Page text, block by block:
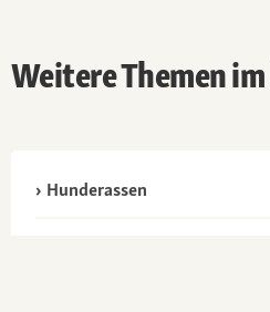
Weitere Themen
Hunderassen